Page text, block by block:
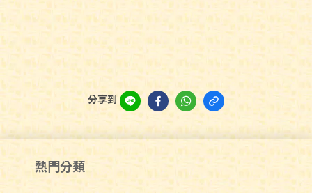
分享到
熱門分類